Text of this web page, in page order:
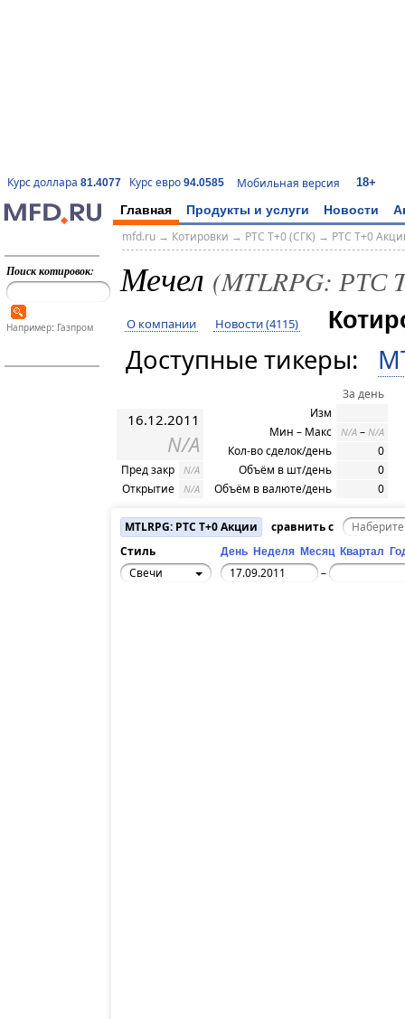
Курс доллара 81.4077 Курс евро 94.0585 Мобильная версия 18+
Главная Продукты и услуги Новости
Поиск котировок:
Например: Газпром
mfd.ru→ Котировки → РТС T+0 (СГК) → РТС T+0
Мечел (MTLRPG: РТС
О компании Новости (4115)
Доступные тикеры:
16.12.2011
N/A
Пред закр N/A
Открытие N/A
За день
Изм
Мин – Макс
N/A – N/A
Кол-во сделок/день
0
Объём в шт/день
0
Объём в валюте/день
0
MTLRPG: РТС T+0 Акции
сравнить с
Стиль
День Неделя Месяц Квартал
Свечи –